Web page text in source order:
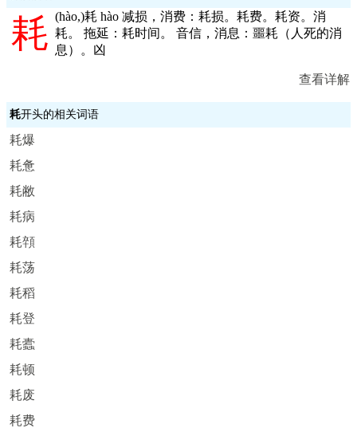
耗 (hào,)耗 hào 减损，消费：耗损。耗费。耗资。消
耗。 拖延：耗时间。 音信，消息：噩耗（人死的消
息）。凶
查看详解
耗开头的相关词语
耗爆
耗惫
耗敝
耗病
耗顇
耗荡
耗稻
耗登
耗蠹
耗顿
耗废
耗费